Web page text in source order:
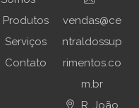
Produtos
Serviços
Contato
vendas@ce
ntraldossup
rimentos.co
m.br
R. João